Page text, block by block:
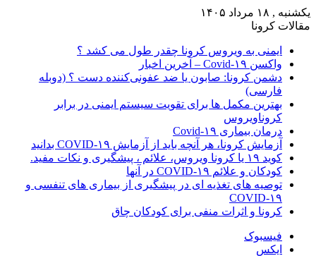
یکشنبه , ۱۸ مرداد ۱۴۰۵
مقالات کرونا
ایمنی به ویروس کرونا چقدر طول می کشد ؟
واکسن Covid-۱۹ – آخرین اخبار
دشمن کرونا: صابون یا ضد عفونی‌کننده دست ؟ (دوبله
فارسی)
بهترین مکمل ها برای تقویت سیستم ایمنی در برابر
کروناویروس
درمان بیماری Covid-۱۹
آزمایش کرونا، هر آنچه باید از آزمایش COVID-۱۹ بدانید
کوید ۱۹ یا کرونا ویروس، علائم ، پیشگیری و نکات مفید.
کودکان و علائم COVID-۱۹ در آنها
توصیه های تغذیه ای در پیشگیری از بیماری های تنفسی و
COVID-۱۹
کرونا و اثرات منفی برای کودکان چاق
فیسبوک
ایکس